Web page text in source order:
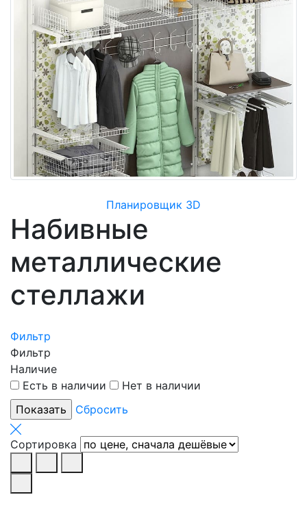
Планировщик 3D
Набивные
металлические
стеллажи
Фильтр
Фильтр
Наличие
Есть в наличии
Нет в наличии
Сбросить
Сортировка